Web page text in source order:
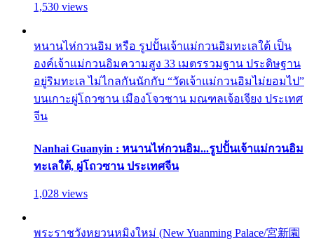
1,530 views
หนานไห่กวนอิม หรือ รูปปั้นเจ้าแม่กวนอิมทะเลใต้ เป็น
องค์เจ้าแม่กวนอิมความสูง 33 เมตรรวมฐาน ประดิษฐาน
อยู่ริมทะเล ไม่ไกลกันนักกับ “วัดเจ้าแม่กวนอิมไม่ยอมไป”
บนเกาะผู่โถวซาน เมืองโจวซาน มณฑลเจ้อเจียง ประเทศ
จีน
Nanhai Guanyin : หนานไห่กวนอิม...รูปปั้นเจ้าแม่กวนอิม
ทะเลใต้, ผู่โถวซาน ประเทศจีน
1,028 views
พระราชวังหยวนหมิงใหม่ (New Yuanming Palace/宮新園